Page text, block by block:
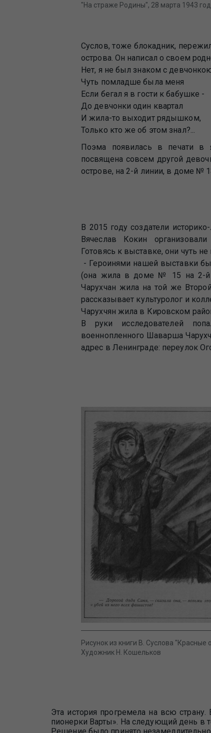
"На страже Родины", 28 марта 1943
Суслов, тоже блокадник,
острова. Он написал о своем
Нет, я не был знаком с
Чуть помладше была меня
Если бегал я в гости к бабушке -
До девчонки один квартал
И жила-то выходит рядышком,
Только кто же об этом знал?...
Поэма появилась в печати в
посвящена совсем другой
острове, на 2-й линии, в доме №
В 2015 году создатели
Вячеслав Кокин
Готовясь к выставке, они чуть
- Героинями нашей выставки
(она жила в доме № 15 на 2-й
Чарухчан жила на той же
рассказывает культуролог и
Чарухчян жила в Кировском
В руки исследователей
военнопленного Шаварша
адрес в Ленинграде: переулок
Рисунок из книги В. Суслова "Красные
Художник Н. Кошельков
Эта история прогремела на всю
пионерки Варты». На следующий день в